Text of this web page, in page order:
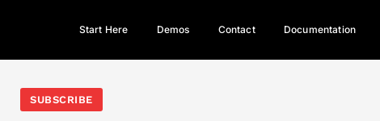
今日熱門新聞TOP3｜西拉雅族正式成第17個原住民族、立院電競
光電場回
Start Here Demos Contact Documentation
SUBSCRIBE